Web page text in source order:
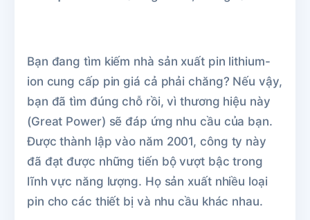
Bạn đang tìm kiếm nhà sản xuất pin lithium-
ion cung cấp pin giá cả phải chăng? Nếu vậy,
bạn đã tìm đúng chỗ rồi, vì thương hiệu này
(Great Power) sẽ đáp ứng nhu cầu của bạn.
Được thành lập vào năm 2001, công ty này
đã đạt được những tiến bộ vượt bậc trong
lĩnh vực năng lượng. Họ sản xuất nhiều loại
pin cho các thiết bị và nhu cầu khác nhau.